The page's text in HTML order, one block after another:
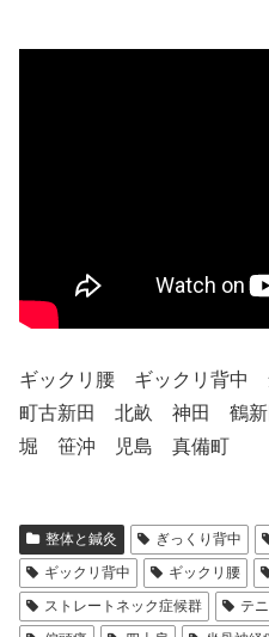
ギックリ腰 ギックリ背
町古新田 北畝 神田 鶴
堀 笹沖 児島 真備町
整体と鍼灸 ぎっくり背中
ギックリ背中
ギックリ腰
ストレートネック症候群
テ